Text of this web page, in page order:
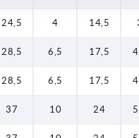
24,5 4 14,5
28,5 6,5 17,5
28,5 6,5 17,5
37 10 24